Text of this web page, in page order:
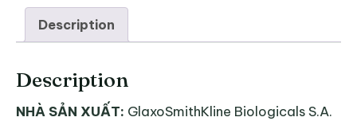
Description
Description
NHÀ SẢN XUẤT: GlaxoSmithKline Biologicals S.A.